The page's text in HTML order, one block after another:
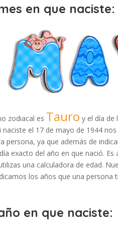
en que naciste:
zodiacal es Tauro y el día de
naciste el 17 de mayo de 1944
persona, ya que además de
exacto del año en que nació.
una calculadora de edad.
los años que una
en que naciste: